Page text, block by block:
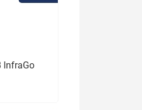
InfraGo